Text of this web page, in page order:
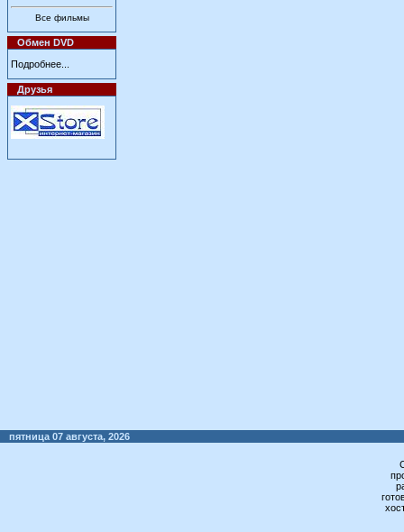
Все фильмы
Обмен DVD
Подробнее...
Друзья
пятница 07 августа, 2026